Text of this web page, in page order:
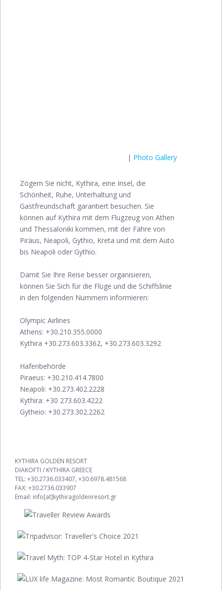
| Photo Gallery
Zögern Sie nicht, Kythira, eine Insel, die
Schönheit, Ruhe, Unterhaltung und
Gastfreundschaft garantiert besuchen. Sie
können auf Kythira mit dem Flugzeug von Athen
und Thessaloniki kommen, mit der Fähre von
Piräus, Neapoli, Gythio, Kreta und mit dem Auto
bis Neapoli oder Gythio.
Damit Sie Ihre Reise besser organisieren,
können Sie Sich für die Flüge und die Schiffslinie
in den folgenden Nummern informieren:
Olympic Airlines
Athens: +30.210.355.0000
Kythira +30.273.603.3362, +30.273.603.3292
Hafenbehörde
Piraeus: +30.210.414.7800
Neapoli: +30.273.402.2228
Κythira: +30 273.603.4222
Gytheio: +30.273.302.2262
KYTHIRA GOLDEN RESORT
DIAKOFTI / KYTHIRA GREECE
TEL: +30.2736.033407, +30.6978.481568
FAX: +30.2736.033907
Email: info[at]kythiragoldenresort.gr